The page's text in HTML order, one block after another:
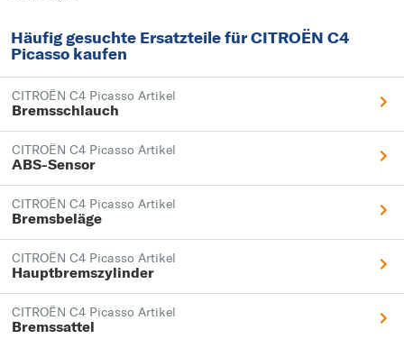
Häufig gesuchte Ersatzteile für CITROËN C4
Picasso kaufen
CITROËN C4 Picasso Artikel
Bremsschlauch
CITROËN C4 Picasso Artikel
ABS-Sensor
CITROËN C4 Picasso Artikel
Bremsbeläge
CITROËN C4 Picasso Artikel
Hauptbremszylinder
CITROËN C4 Picasso Artikel
Bremssattel